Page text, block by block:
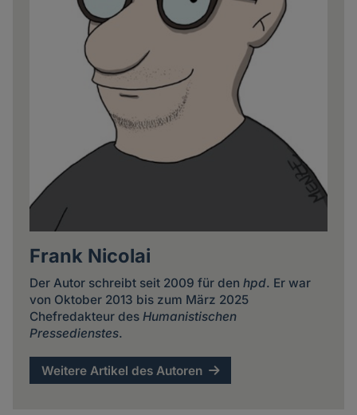
Frank Nicolai
Der Autor schreibt seit 2009 für den hpd. Er war
von Oktober 2013 bis zum März 2025
Chefredakteur des Humanistischen
Pressedienstes.
Weitere Artikel des Autoren